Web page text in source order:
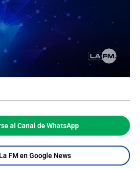
al Canal de WhatsApp
La FM en Google News